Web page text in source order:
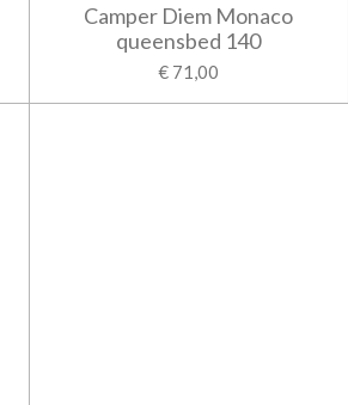
Camper Diem Monaco
queensbed 140
€ 71,00